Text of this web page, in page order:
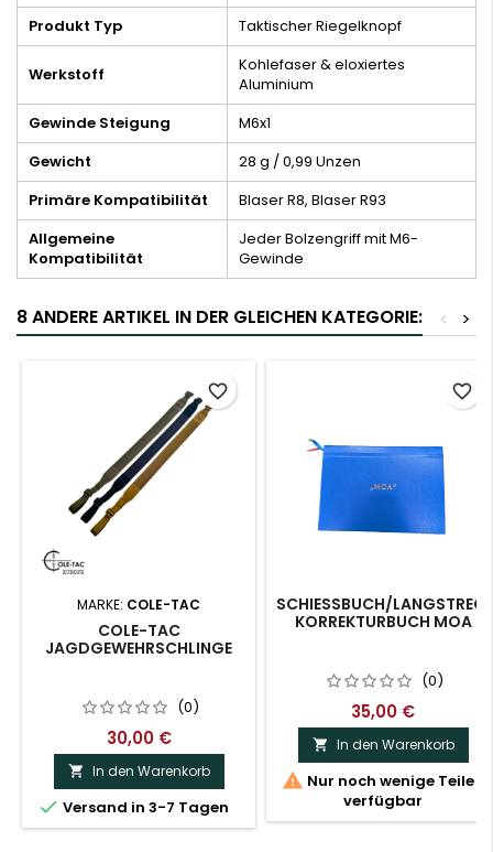
Produkt Typ
Taktischer Riegelknopf
Werkstoff
Kohlefaser & eloxiertes
Aluminium
Gewinde Steigung
M6x1
Gewicht
28 g / 0,99 Unzen
Primäre Kompatibilität
Blaser R8, Blaser R93
Allgemeine
Kompatibilität
Jeder Bolzengriff mit M6-
Gewinde
8 ANDERE ARTIKEL IN DER GLEICHEN KATEGORIE: >
<
MARKE: COLE-TAC
COLE-TAC
JAGDGEWEHRSCHLINGE
(0)
30,00 €
 In den Warenkorb
 Versand in 3-7 Tagen
favorite_border
SCHIESSBUCH/
ORREKTURBUCH MOA
(0)
35,00 €
 In den Warenkorb
 Nur noch wenige Teile
verfügbar
favorite_border